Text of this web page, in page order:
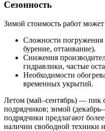
Сезонность
Зимой стоимость работ
Сложности погружения
бурение, оттаивание).
Снижения
гидравлики, частые
Необходимости
временных укрытий.
Летом (май–сентябрь) — пик
подрядчиков; зимой
подрядчики предлагают
наличии свободной техники